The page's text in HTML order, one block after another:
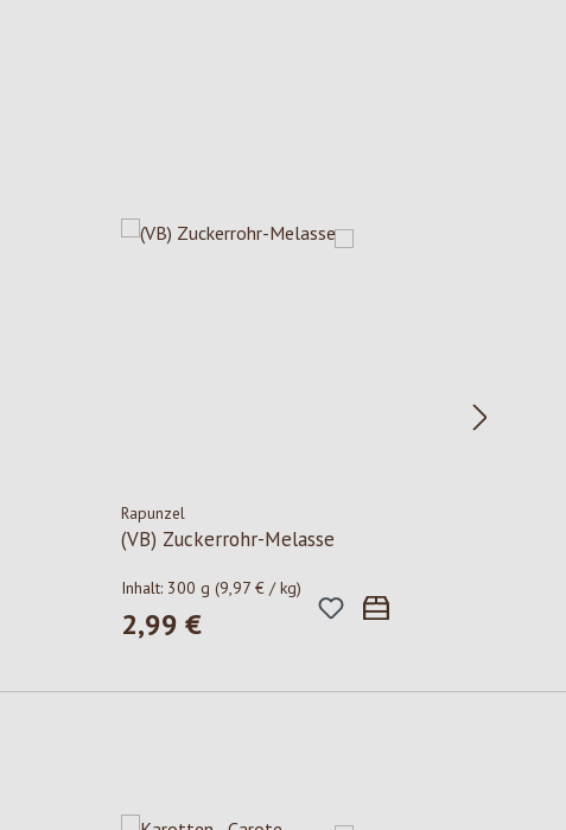
Rapunzel
(VB) Zuckerrohr-Melasse
Inhalt: 300 g (9,97 € / kg)
Regulärer Preis:
2,99 €